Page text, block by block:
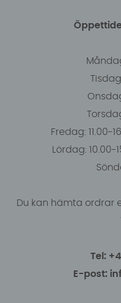
Fredag: 11.00-
Lördag:
Du kan hämta ordrar
Tel:
E-post: